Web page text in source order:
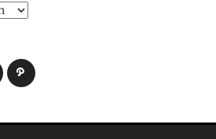
YouTube
Pfad